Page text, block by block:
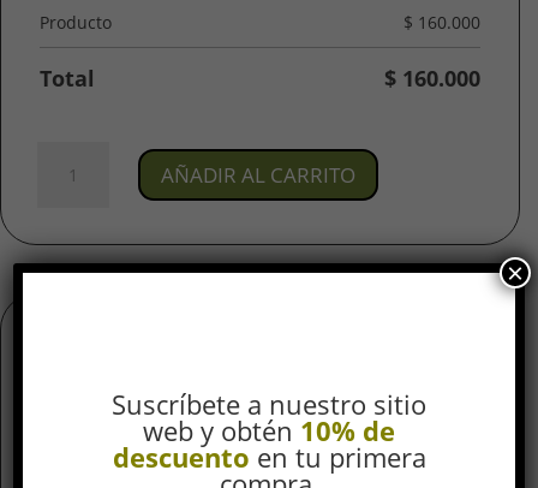
Producto
$ 160.000
Total $ 160.000
Piercing
En
AÑADIR AL CARRITO
Valoraciones (0)
Información adicional
Suscríbete a nuestro sitio
web y obtén 10% de
descuento en tu primera
×